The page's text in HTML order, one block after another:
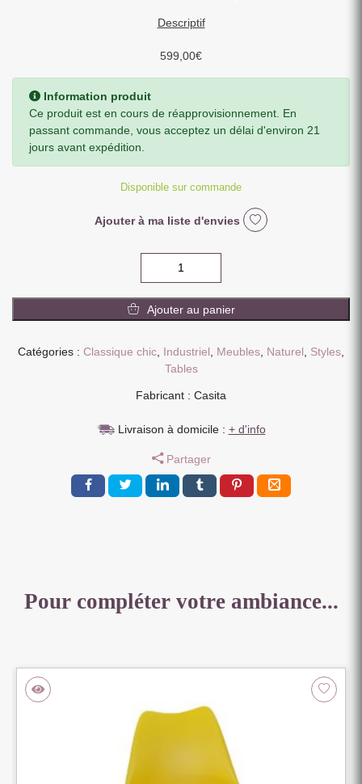
Descriptif
599,00€
Information produit
Ce produit est en cours de réapprovisionnement. En
passant commande, vous acceptez un délai d'environ 21
jours avant expédition.
Disponible sur commande
Ajouter à ma liste d'envies
REPAS
120
X
CM
MASSIF
Ajouter au panier
Catégories : Classique chic, Industriel, Meubles, Naturel, Styles,
Tables
Fabricant : Casita
Livraison à domicile : + d'info
Partager
Pour compléter votre ambiance...